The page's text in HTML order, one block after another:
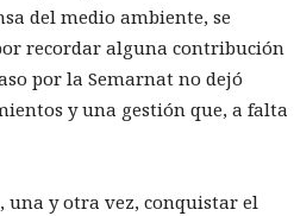
del medio ambiente, se
recordar alguna contribución
por la Semarnat no dejó
y una gestión que, a falta
una y otra vez, conquistar el